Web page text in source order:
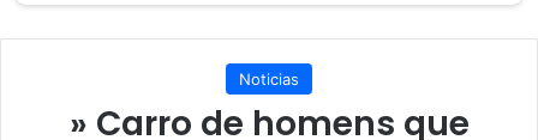
Noticias
» Carro de homens que